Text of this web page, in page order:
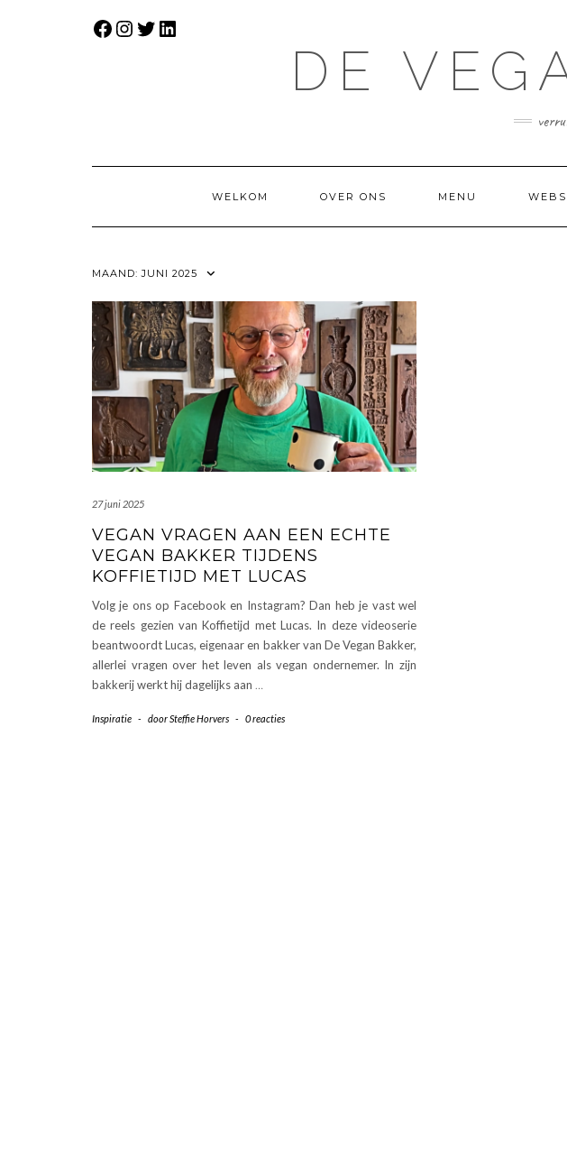
FACEBOOK
INSTAGRAM
TWITTER
LINKEDIN
DE
WELKOM OVER ONS MENU
MAAND:JUNI 2025
27 juni 2025
VEGAN VRAGEN AAN EEN ECHTE
VEGAN BAKKER TIJDENS
KOFFIETIJD MET LUCAS
Volg je ons op Facebook en Instagram? Dan heb je vast wel
de reels gezien van Koffietijd met Lucas. In deze videoserie
beantwoordt Lucas, eigenaar en bakker van De Vegan Bakker,
allerlei vragen over het leven als vegan ondernemer. In zijn
bakkerij werkt hij dagelijks aan …
Inspiratie - doorSteffie Horvers - 0 reacties